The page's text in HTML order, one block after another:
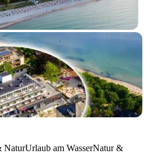
NaturUrlaub am WasserNatur &